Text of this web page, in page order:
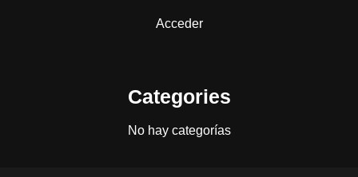
Acceder
Categories
No hay categorías